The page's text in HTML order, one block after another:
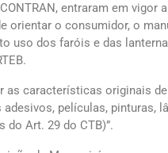
entraram em
orientar o consumidor, o
uso dos faróis e das
características originais
películas, pinturas,
Art. 29 do CTB)”.